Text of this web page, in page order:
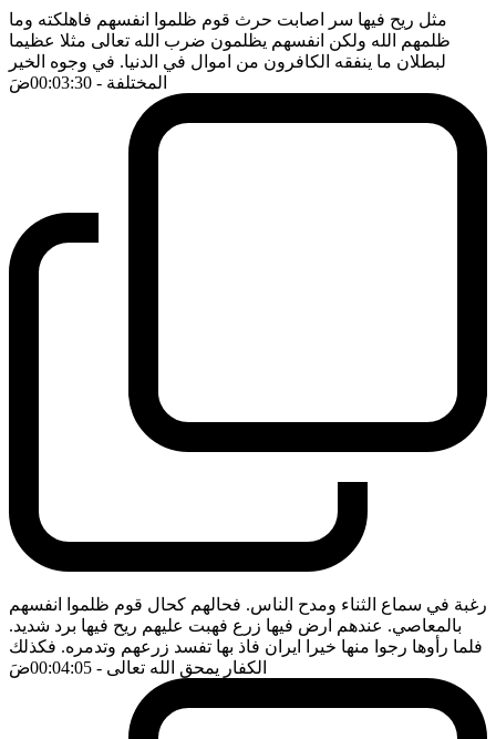
مثل ريح فيها سر اصابت حرث قوم ظلموا انفسهم فاهلكته وما
ظلمهم الله ولكن انفسهم يظلمون ضرب الله تعالى مثلا عظيما
لبطلان ما ينفقه الكافرون من اموال في الدنيا. في وجوه الخير
المختلفة - 00:03:30 ضَ
رغبة في سماع الثناء ومدح الناس. فحالهم كحال قوم ظلموا انفسهم
بالمعاصي. عندهم ارض فيها زرع فهبت عليهم ريح فيها برد شديد.
فلما رأوها رجوا منها خيرا ايران فاذ بها تفسد زرعهم وتدمره. فكذلك
الكفار يمحق الله تعالى - 00:04:05 ضَ